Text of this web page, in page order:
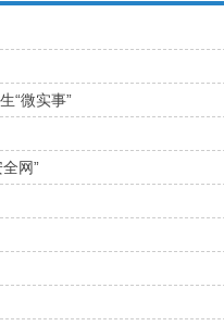
“微实事”
网”